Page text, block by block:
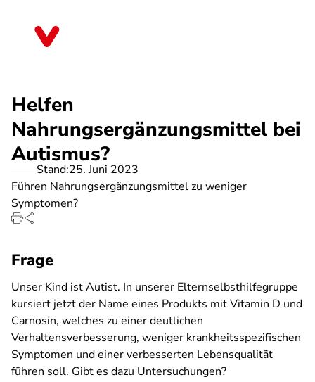
Helfen
Nahrungsergänzungsmittel bei
Autismus?
Stand:25. Juni 2023
Führen Nahrungsergänzungsmittel zu weniger
Symptomen?
Frage
Unser Kind ist Autist. In unserer Elternselbsthilfegruppe
kursiert jetzt der Name eines Produkts mit Vitamin D und
Carnosin, welches zu einer deutlichen
Verhaltensverbesserung, weniger krankheitsspezifischen
Symptomen und einer verbesserten Lebensqualität
führen soll. Gibt es dazu Untersuchungen?